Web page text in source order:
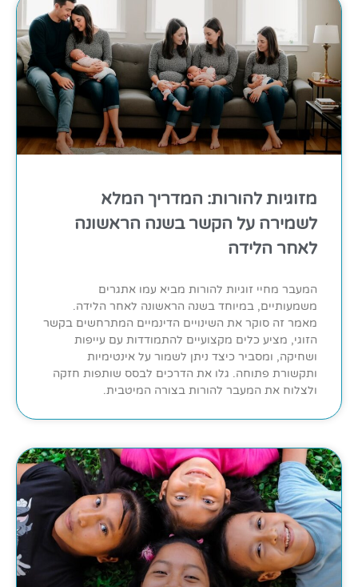
מזוגיות להורות: המדריך המלא
לשמירה על הקשר בשנה הראשונה
לאחר הלידה
המעבר מחיי זוגיות להורות מביא עמו אתגרים
משמעותיים, במיוחד בשנה הראשונה לאחר הלידה.
מאמר זה סוקר את השינויים הדינמיים המתרחשים בקשר
הזוגי, מציע כלים מקצועיים להתמודדות עם עייפות
ושחיקה, ומסביר כיצד ניתן לשמור על אינטימיות
ותקשורת פתוחה. גלו את הדרכים לבסס שותפות חזקה
ולצלוח את המעבר להורות בצורה המיטבית.